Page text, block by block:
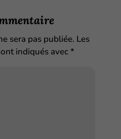
sera pas publiée. Les
indiqués avec *